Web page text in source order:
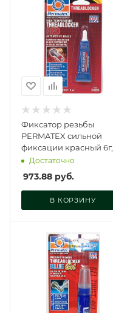
Фиксатор резьбы
PERMATEX сильной
фиксации красный 6г,
24026
Достаточно
973.88 руб.
В КОРЗИНУ